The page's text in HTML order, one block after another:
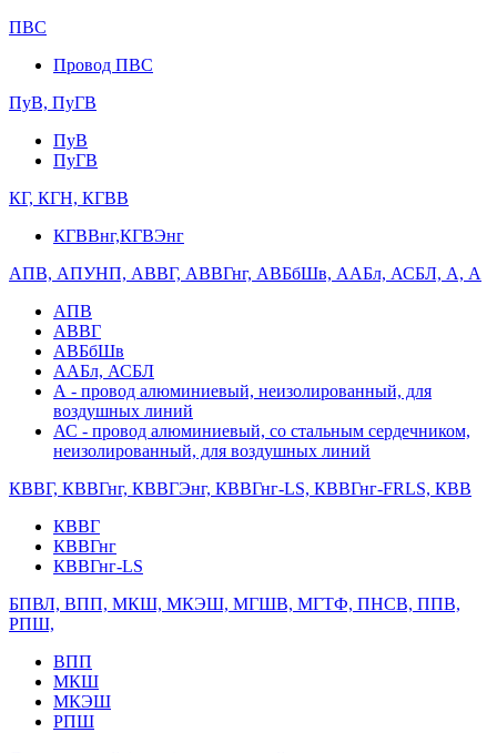
ПВС
Провод ПВС
ПуВ, ПуГВ
ПуВ
ПуГВ
КГ, КГН, КГВВ
КГВВнг,КГВЭнг
АПВ, АПУНП, АВВГ, АВВГнг, АВБбШв, ААБл, АСБЛ, А, А
АПВ
АВВГ
АВБбШв
ААБл, АСБЛ
А - провод алюминиевый, неизолированный, для
воздушных линий
АС - провод алюминиевый, со стальным сердечником,
неизолированный, для воздушных линий
КВВГ, КВВГнг, КВВГЭнг, КВВГнг-LS, КВВГнг-FRLS, КВВ
КВВГ
КВВГнг
КВВГнг-LS
БПВЛ, ВПП, МКШ, МКЭШ, МГШВ, МГТФ, ПНСВ, ППВ,
РПШ,
ВПП
МКШ
МКЭШ
РПШ